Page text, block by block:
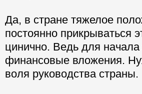
Да, в стране тяжелое
постоянно прикрываться
цинично. Ведь для
финансовые вложения.
воля руководства страны.